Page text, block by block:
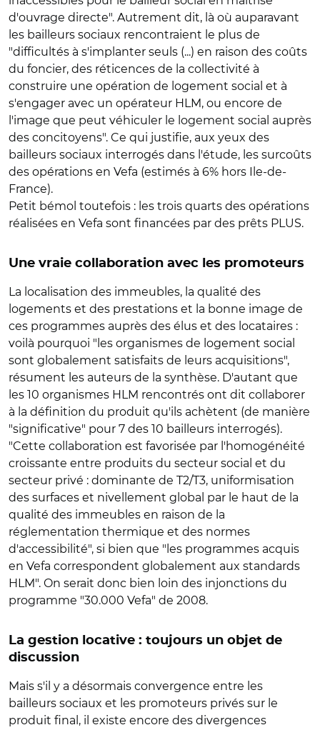
d'ouvrage directe". Autrement dit, là où auparavant
les bailleurs sociaux rencontraient le plus de
"difficultés à s'implanter seuls (...) en raison des coûts
du foncier, des réticences de la collectivité à
construire une opération de logement social et à
s'engager avec un opérateur HLM, ou encore de
l'image que peut véhiculer le logement social auprès
des concitoyens". Ce qui justifie, aux yeux des
bailleurs sociaux interrogés dans l'étude, les surcoûts
des opérations en Vefa (estimés à 6% hors Ile-de-
France).
Petit bémol toutefois : les trois quarts des opérations
réalisées en Vefa sont financées par des prêts PLUS.
Une vraie collaboration avec les promoteurs
La localisation des immeubles, la qualité des
logements et des prestations et la bonne image de
ces programmes auprès des élus et des locataires :
voilà pourquoi "les organismes de logement social
sont globalement satisfaits de leurs acquisitions",
résument les auteurs de la synthèse. D'autant que
les 10 organismes HLM rencontrés ont dit collaborer
à la définition du produit qu'ils achètent (de manière
"significative" pour 7 des 10 bailleurs interrogés).
"Cette collaboration est favorisée par l'homogénéité
croissante entre produits du secteur social et du
secteur privé : dominante de T2/T3, uniformisation
des surfaces et nivellement global par le haut de la
qualité des immeubles en raison de la
réglementation thermique et des normes
d'accessibilité", si bien que "les programmes acquis
en Vefa correspondent globalement aux standards
HLM". On serait donc bien loin des injonctions du
programme "30.000 Vefa" de 2008.
La gestion locative : toujours un objet de
discussion
Mais s'il y a désormais convergence entre les
bailleurs sociaux et les promoteurs privés sur le
produit final, il existe encore des divergences